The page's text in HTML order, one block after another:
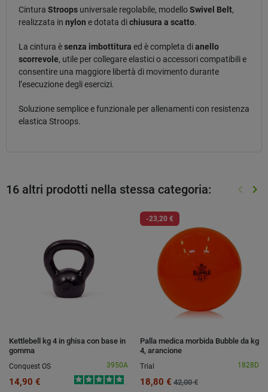
Cintura Stroops universale regolabile, modelloSwivel Belt,
realizzata in nylon e dotata dichiusura a scatto.
La cintura èsenza imbottitura ed è completa dianello
scorrevole, utile per collegare elastici o accessori compatibili e
consentire una maggiore libertà di movimento durante
l’esecuzione degli esercizi.
Soluzione semplice e funzionale per allenamenti con resistenza
elastica Stroops.
16 altri prodotti nella stessa categoria: keyboard_arrow_left keyboard_arrow_right
Kettlebell kg 4 in ghisa con base in
gomma
Conquest OS
3950A
14,90 €
-23,20 €
Palla medica morbida Bubble da kg
4, arancione
Trial
1828D
18,80 € 42,00 €